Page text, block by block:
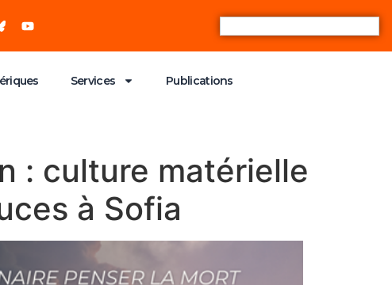
Services Publications
: culture matérielle
à Sofia